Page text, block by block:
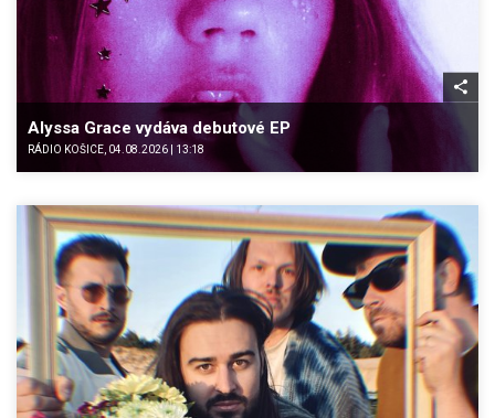
Alyssa Grace vydáva debutové EP
RÁDIO KOŠICE, 04.08.2026 | 13:18